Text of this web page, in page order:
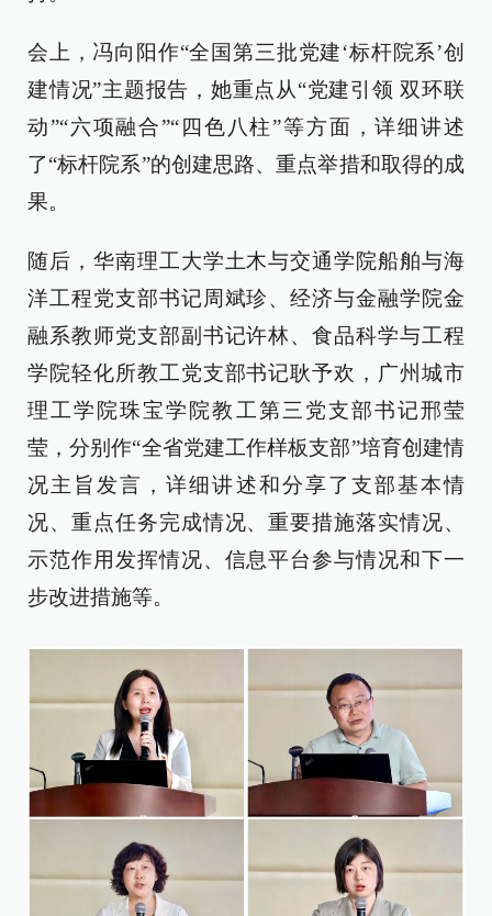
会上，冯向阳作“全国第三批党建‘标杆院系’创
建情况”主题报告，她重点从“党建引领 双环联
动”“六项融合”“四色八柱”等方面，详细讲述
了“标杆院系”的创建思路、重点举措和取得的成
果。
随后，华南理工大学土木与交通学院船舶与海
洋工程党支部书记周斌珍、经济与金融学院金
融系教师党支部副书记许林、食品科学与工程
学院轻化所教工党支部书记耿予欢，广州城市
理工学院珠宝学院教工第三党支部书记邢莹
莹，分别作“全省党建工作样板支部”培育创建情
况主旨发言，详细讲述和分享了支部基本情
况、重点任务完成情况、重要措施落实情况、
示范作用发挥情况、信息平台参与情况和下一
步改进措施等。